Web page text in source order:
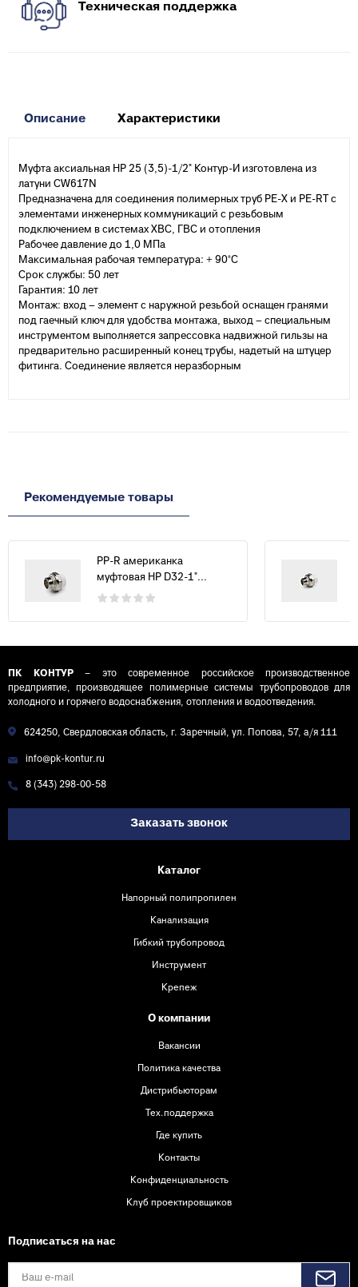
Техническая поддержка
Описание Характеристики
Муфта аксиальная НР 25 (3,5)-1/2" Контур-И изготовлена из
латуни CW617N
Предназначена для соединения полимерных труб PE-X и PE-RT с
элементами инженерных коммуникаций с резьбовым
подключением в системах ХВС, ГВС и отопления
Рабочее давление до 1,0 МПа
Максимальная рабочая температура: + 90°С
Срок службы: 50 лет
Гарантия: 10 лет
Монтаж: вход – элемент с наружной резьбой оснащен гранями
под гаечный ключ для удобства монтажа, выход – специальным
инструментом выполняется запрессовка надвижной гильзы на
предварительно расширенный конец трубы, надетый на штуцер
фитинга. Соединение является неразборным
Рекомендуемые товары
PP-R американка
муфтовая НР D32-1"...
ПК КОНТУР– это современное российское производственное
предприятие, производящее полимерные системы трубопроводов для
холодного и горячего водоснабжения, отопления и водоотведения.
624250, Свердловская область, г. Заречный, ул. Попова, 57, а/я 111
info@pk-kontur.ru
8 (343) 298-00-58
Заказать звонок
Каталог
Напорный полипропилен
Канализация
Гибкий трубопровод
Инструмент
Крепеж
О компании
Вакансии
Политика качества
Дистрибьюторам
Тех.поддержка
Где купить
Контакты
Конфиденциальность
Клуб проектировщиков
Подписаться на нас